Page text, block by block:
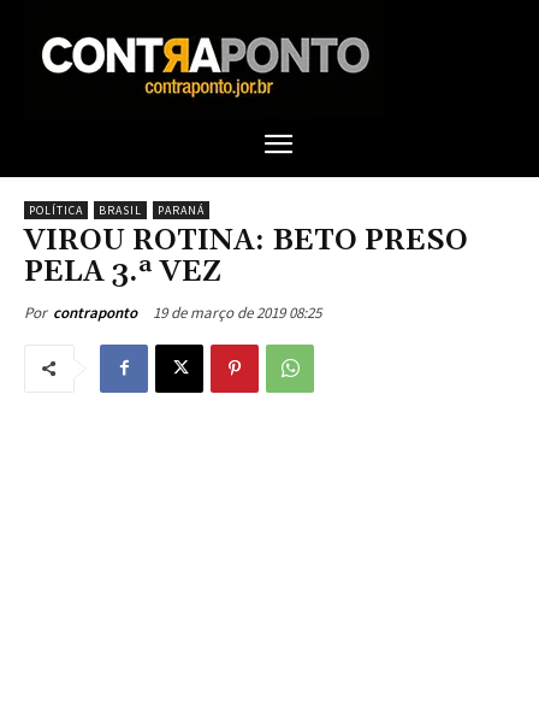
POLÍTICA BRASIL PARANÁ
VIROU ROTINA: BETO PRESO
PELA 3.ª VEZ
Por contraponto 19 de março de 2019 08:25